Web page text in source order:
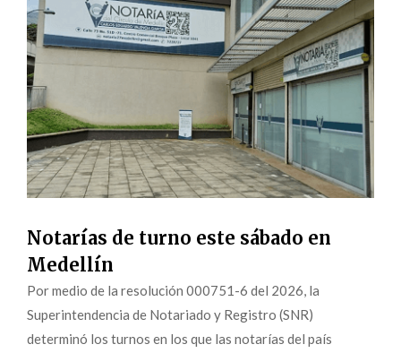
Notarías de turno este sábado en
Medellín
Por medio de la resolución 000751-6 del 2026, la
Superintendencia de Notariado y Registro (SNR)
determinó los turnos en los que las notarías del país